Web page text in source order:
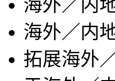
海外／内
海外／内
拓展海外